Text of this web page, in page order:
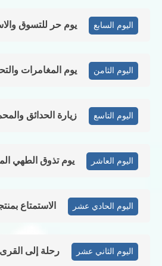
اليوم السابع يوم حر للتسوق
اليوم الثامن يوم المغامرات
اليوم التاسع زيارة الحدائق
اليوم العاشر يوم تذوق الطهي
اليوم الحادي عشر الاستمتاع
اليوم الثاني عشر رحلة إلى القرى